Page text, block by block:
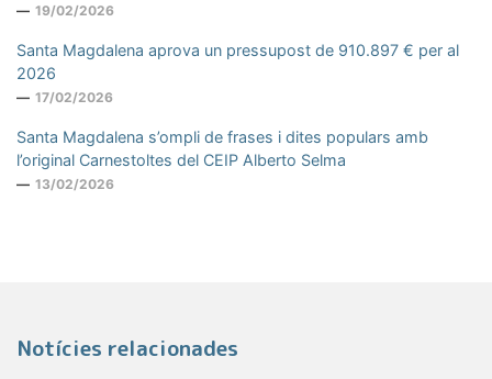
19/02/2026
Santa Magdalena aprova un pressupost de 910.897 € per al
2026
17/02/2026
Santa Magdalena s’ompli de frases i dites populars amb
l’original Carnestoltes del CEIP Alberto Selma
13/02/2026
Notícies relacionades